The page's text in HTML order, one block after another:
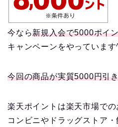
今なら新規入会で5000ポイ
キャンペーンをやっていま
今回の商品が実質5000円引
楽天ポイントは楽天市場で
コンビニやドラッグストア